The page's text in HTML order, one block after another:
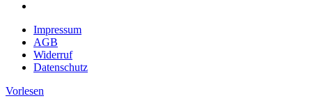
Impressum
AGB
Widerruf
Datenschutz
Vorlesen